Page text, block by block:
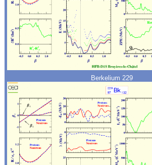
Berkelium 229